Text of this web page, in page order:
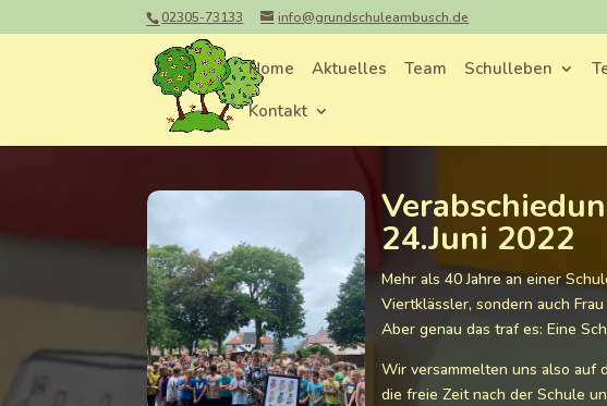
02305-73133 info@grundschuleambusch.de
Home Aktuelles Team Schulleben
Kontakt
24.Juni 2022
Mehr als 40 Jahre an einer
Viertklässler, sondern auch
Aber genau das traf es: Eine
Wir versammelten uns also auf
die freie Zeit nach der Schule